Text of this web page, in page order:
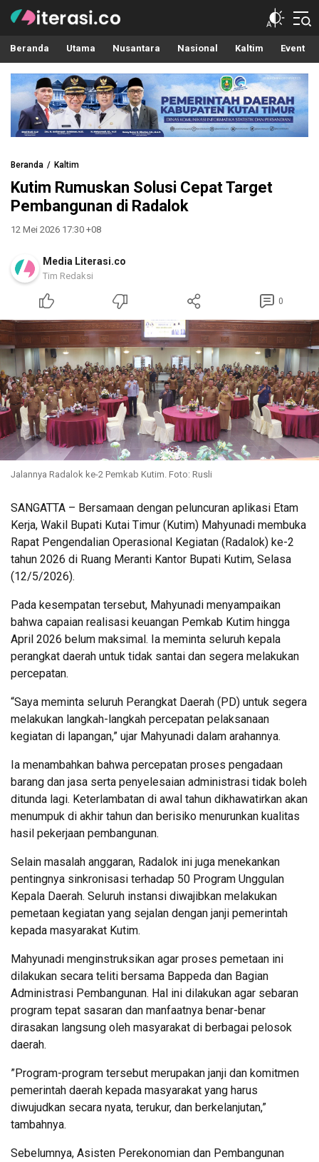
Literasi.co
Pilar Informasi
Beranda Utama Nusantara Nasional Kaltim Event
Beranda Kaltim
Kutim Rumuskan Solusi Cepat Target
Pembangunan di Radalok
12 Mei 2026 17:30 +08
Media Literasi.co
Tim Redaksi
0
Jalannya Radalok ke-2 Pemkab Kutim. Foto: Rusli
​SANGATTA – Bersamaan dengan peluncuran aplikasi Etam
Kerja, Wakil Bupati Kutai Timur (Kutim) Mahyunadi membuka
Rapat Pengendalian Operasional Kegiatan (Radalok) ke-2
tahun 2026 di Ruang Meranti Kantor Bupati Kutim, Selasa
(12/5/2026).
Pada kesempatan tersebut, Mahyunadi menyampaikan
bahwa capaian realisasi keuangan Pemkab Kutim hingga
April 2026 belum maksimal. Ia meminta seluruh kepala
perangkat daerah untuk tidak santai dan segera melakukan
percepatan.
“Saya meminta seluruh Perangkat Daerah (PD) untuk segera
melakukan langkah-langkah percepatan pelaksanaan
kegiatan di lapangan,” ujar Mahyunadi dalam arahannya.
​Ia menambahkan bahwa percepatan proses pengadaan
barang dan jasa serta penyelesaian administrasi tidak boleh
ditunda lagi. Keterlambatan di awal tahun dikhawatirkan akan
menumpuk di akhir tahun dan berisiko menurunkan kualitas
hasil pekerjaan pembangunan.
​Selain masalah anggaran, Radalok ini juga menekankan
pentingnya sinkronisasi terhadap 50 Program Unggulan
Kepala Daerah. Seluruh instansi diwajibkan melakukan
pemetaan kegiatan yang sejalan dengan janji pemerintah
kepada masyarakat Kutim.
​Mahyunadi menginstruksikan agar proses pemetaan ini
dilakukan secara teliti bersama Bappeda dan Bagian
Administrasi Pembangunan. Hal ini dilakukan agar sebaran
program tepat sasaran dan manfaatnya benar-benar
dirasakan langsung oleh masyarakat di berbagai pelosok
daerah.
​”Program-program tersebut merupakan janji dan komitmen
pemerintah daerah kepada masyarakat yang harus
diwujudkan secara nyata, terukur, dan berkelanjutan,”
tambahnya.
Sebelumnya, Asisten Perekonomian dan Pembangunan